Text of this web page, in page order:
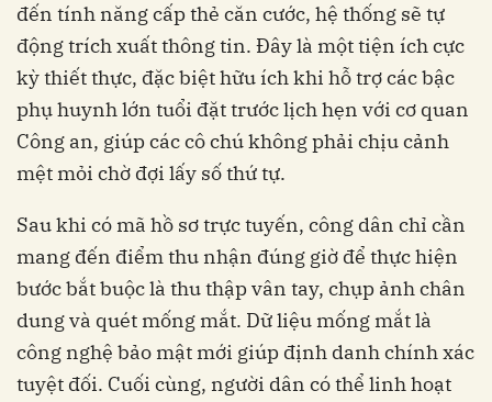
đến tính năng cấp thẻ căn cước, hệ thống sẽ tự
động trích xuất thông tin. Đây là một tiện ích cực
kỳ thiết thực, đặc biệt hữu ích khi hỗ trợ các bậc
phụ huynh lớn tuổi đặt trước lịch hẹn với cơ quan
Công an, giúp các cô chú không phải chịu cảnh
mệt mỏi chờ đợi lấy số thứ tự.
Sau khi có mã hồ sơ trực tuyến, công dân chỉ cần
mang đến điểm thu nhận đúng giờ để thực hiện
bước bắt buộc là thu thập vân tay, chụp ảnh chân
dung và quét mống mắt. Dữ liệu mống mắt là
công nghệ bảo mật mới giúp định danh chính xác
tuyệt đối. Cuối cùng, người dân có thể linh hoạt